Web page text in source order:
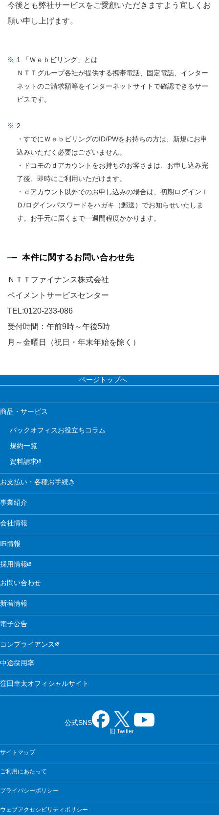
今後とも弊社サービスをご愛顧いただきますよう宜しくお
願い申し上げます。
1 「Ｗｅｂビリング」とは
ＮＴＴグループ各社が提供する携帯電話、固定電話、インター
ネットのご請求額等をインターネットサイトで確認できるサー
ビスです。
2
・すでにＷｅｂビリングのID/PWをお持ちの方は、新規にお申
込みいただく必要はございません。
・ドコモのｄアカウントをお持ちのお客さまは、お申し込み完
了後、即時にご利用いただけます。
・ｄアカウント以外でのお申し込みの場合は、初期ログインＩ
Ｄ/ログインパスワードをハガキ（郵送）でお知らせいたしま
す。お手元に届くまで一週間程度かかります。
本件に関するお問い合わせ先
ＮＴＴファイナンス株式会社
ペイメントサービスセンター
TEL:0120-233-086
受付時間：午前9時～午後5時
月～金曜日（祝日・年末年始を除く）
ページトップへ
商品・サービス
バックオフィスお役立ちコラム
規約一覧
資料請求
お支払い・各種お手続き
事業紹介
会社情報
IR情報
採用情報
お問い合わせ
新着情報
電子公告
コンプライアンス
中途採用率
窪田幸太オフィシャルサイト
公式SNS
旧 Twitter
サイトマップ
ご利用にあたって
プライバシーポリシー
ウェブアクセシビリティポリシー